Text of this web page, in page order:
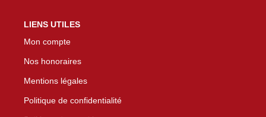
LIENS UTILES
Mon compte
Nos honoraires
Mentions légales
Politique de confidentialité